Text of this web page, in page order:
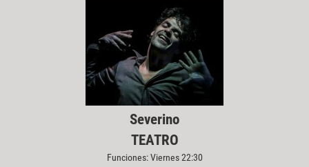
Severino
TEATRO
Funciones: Viernes 22:30